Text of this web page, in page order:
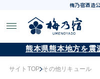
梅乃宿酒造
熊本県熊本地方を震
サイトTOP その他リキュール